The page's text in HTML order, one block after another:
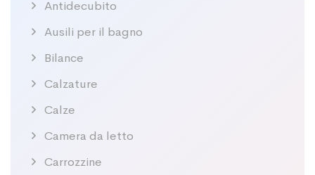
Antidecubito
Ausili per il bagno
Bilance
Calzature
Calze
Camera da letto
Carrozzine